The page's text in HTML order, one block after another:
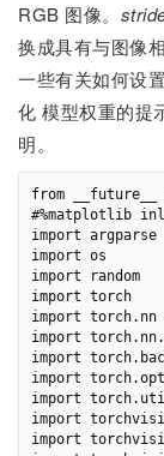
RGB 图像。
换成具有与图像
一些有关如何设
化 模型权重的提
明。
from
#%matplotlib
import argparse
import os
import random
import torch
import torch.nn
import
import
import
import
import
import